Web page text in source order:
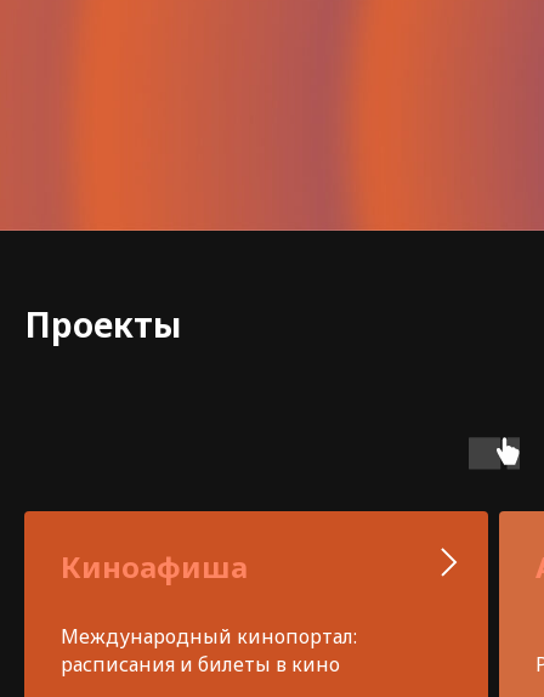
Проекты
Киноафиша
Международный кинопортал:
расписания и билеты в кино